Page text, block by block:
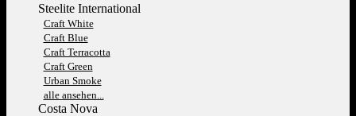
Steelite International
Craft White
Craft Blue
Craft Terracotta
Craft Green
Urban Smoke
alle ansehen...
Costa Nova